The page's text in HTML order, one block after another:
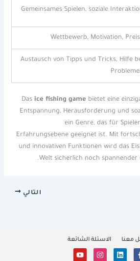
Gemeinsames Spielen, soziale
Wettbewerb, Motivation,
Austausch von Tipps und Tricks, Hilfe
Das ice fishing game bietet eine
Entspannung, Herausforderung und
ein Genre, das für
Erfahrungsebene geeignet ist. Mit
und innovativen Funktionen wird das
Welt sicherlich noch spannender
التالي
معنا الاسئلة الشائعة
L
i
I
n
Y
o